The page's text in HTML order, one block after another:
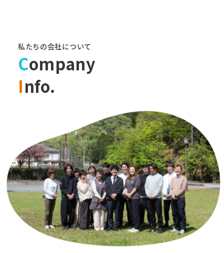
私たちの会社について
Company
Info.